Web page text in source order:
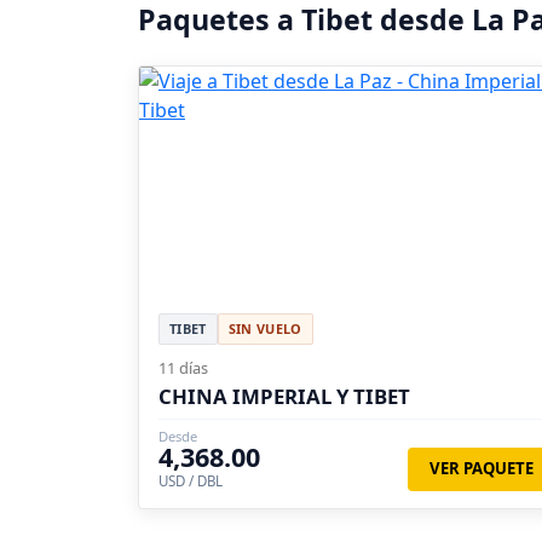
Paquetes a Tibet desde La
TIBET SIN VUELO
11 días
CHINA IMPERIAL Y TIBET
Desde
4,368.00
USD / DBL
VER PAQUETE